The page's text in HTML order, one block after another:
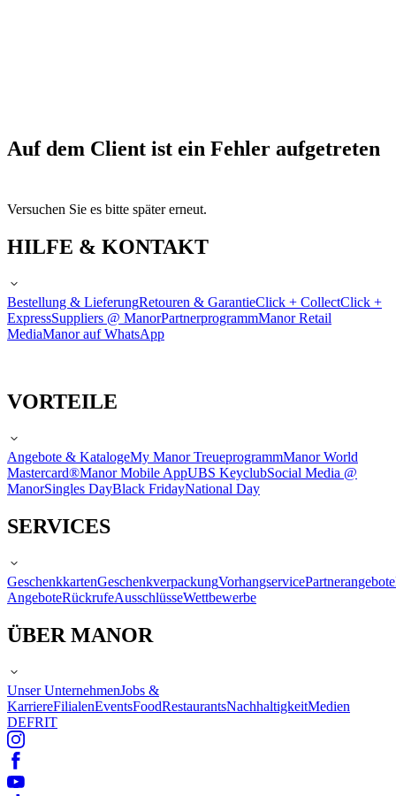
Auf dem Client ist ein Fehler aufgetreten
Versuchen Sie es bitte später erneut.
HILFE & KONTAKT
Bestellung & LieferungRetouren & GarantieClick + CollectClick +
ExpressSuppliers @ ManorPartnerprogrammManor Retail
MediaManor auf WhatsApp
VORTEILE
Angebote & KatalogeMy Manor TreueprogrammManor World
Mastercard®Manor Mobile AppUBS KeyclubSocial Media @
ManorSingles DayBlack FridayNational Day
SERVICES
GeschenkkartenGeschenkverpackungVorhangservicePartnerangebote
AngeboteRückrufeAusschlüsseWettbewerbe
ÜBER MANOR
Unser UnternehmenJobs &
KarriereFilialenEventsFoodRestaurantsNachhaltigkeitMedien
DEFRIT